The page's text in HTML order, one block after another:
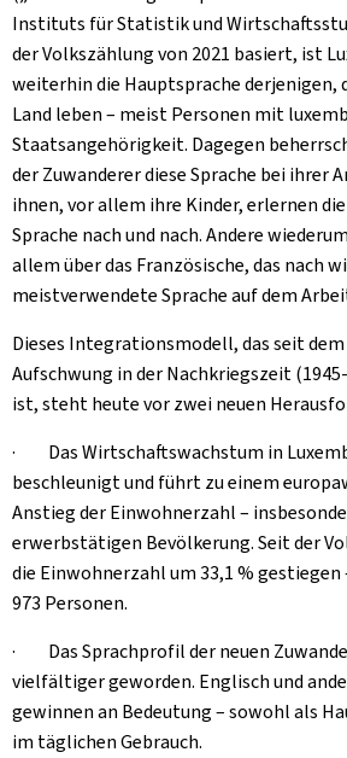
Instituts für Statistik und
der Volkszählung von 2021 basiert, ist
weiterhin die Hauptsprache derjenigen,
Land leben – meist Personen mit
Staatsangehörigkeit. Dagegen
der Zuwanderer diese Sprache bei ihrer
ihnen, vor allem ihre Kinder, erlernen
Sprache nach und nach. Andere
allem über das Französische, das nach
meistverwendete Sprache auf dem
Dieses Integrationsmodell, das seit
Aufschwung in der Nachkriegszeit
ist, steht heute vor zwei neuen
· Das Wirtschaftswachstum in
beschleunigt und führt zu einem
Anstieg der Einwohnerzahl –
erwerbstätigen Bevölkerung. Seit der
die Einwohnerzahl um 33,1 % gestiegen
973 Personen.
· Das Sprachprofil der neuen
vielfältiger geworden. Englisch und
gewinnen an Bedeutung – sowohl als
im täglichen Gebrauch.